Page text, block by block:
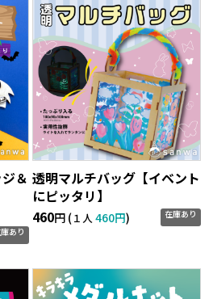
＆
あり
透明マルチバッグ【イベント
にピッタリ】
460円 (１人460円) 在庫あり